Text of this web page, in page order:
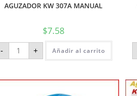
AGUZADOR KW 307A MANUAL
$7.58
- + Añadir al carrito